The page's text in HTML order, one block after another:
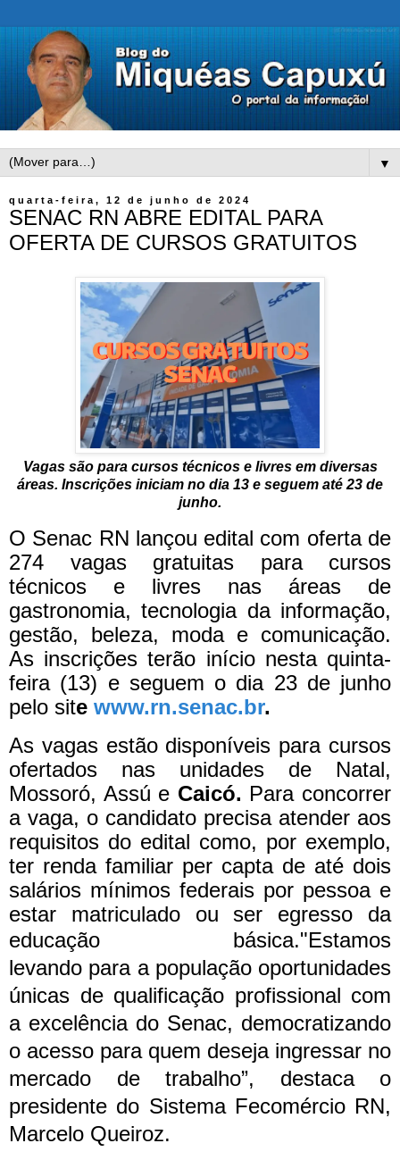
▼
quarta-feira, 12 de junho de 2024
SENAC RN ABRE EDITAL PARA
OFERTA DE CURSOS GRATUITOS
Vagas são para cursos técnicos e livres em diversas
áreas. Inscrições iniciam no dia 13 e seguem até 23 de
junho.
O Senac RN lançou edital com oferta de
274 vagas gratuitas para cursos
técnicos e livres nas áreas de
gastronomia, tecnologia da informação,
gestão, beleza, moda e comunicação.
As inscrições terão início nesta quinta-
feira (13) e seguem o dia 23 de junho
pelo site www.rn.senac.br.
As vagas estão disponíveis para cursos
ofertados nas unidades de Natal,
Mossoró, Assú e Caicó. Para concorrer
a vaga, o candidato precisa atender aos
requisitos do edital como, por exemplo,
ter renda familiar per capta de até dois
salários mínimos federais por pessoa e
estar matriculado ou ser egresso da
educação básica."Estamos
levando para a população oportunidades
únicas de qualificação profissional com
a excelência do Senac, democratizando
o acesso para quem deseja ingressar no
mercado de trabalho”, destaca o
presidente do Sistema Fecomércio RN,
Marcelo Queiroz.